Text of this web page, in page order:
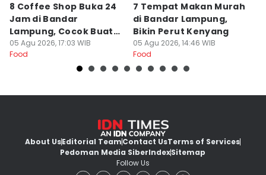
8 Coffee Shop Buka 24
Jam di Bandar
Lampung, Cocok Buat
Begadang
05 Agu 2026, 17:03 WIB
Food
7 Tempat Makan Murah
di Bandar Lampung,
Bikin Perut Kenyang
05 Agu 2026, 14:46 WIB
Food
About UsEditorial TeamContact UsTerms of Services
Pedoman Media SiberIndexSitemap
Follow Us